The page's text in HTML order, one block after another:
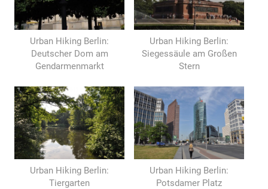
Urban Hiking Berlin:
Deutscher Dom am
Gendarmenmarkt
Urban Hiking Berlin:
Siegessäule am Großen
Stern
Urban Hiking Berlin:
Tiergarten
Urban Hiking Berlin:
Potsdamer Platz